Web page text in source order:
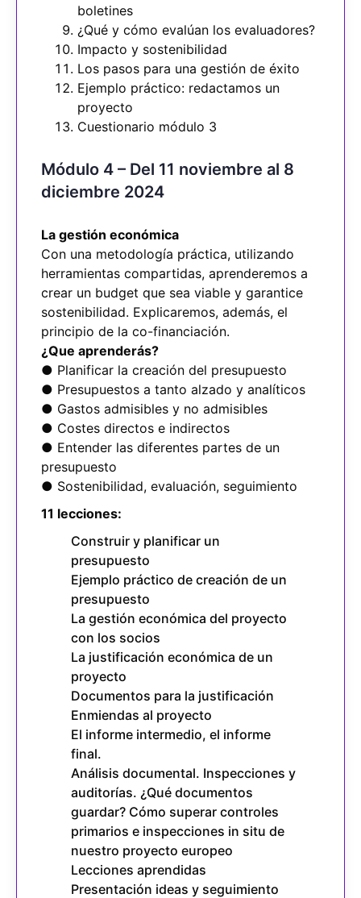
boletines
¿Qué y cómo evalúan los evaluadores?
Impacto y sostenibilidad
Los pasos para una gestión de éxito
Ejemplo práctico: redactamos un
proyecto
Cuestionario módulo 3
Módulo 4 – Del 11 noviembre al 8
diciembre 2024
La gestión económica
Con una metodología práctica, utilizando
herramientas compartidas, aprenderemos a
crear un budget que sea viable y garantice
sostenibilidad. Explicaremos, además, el
principio de la co-financiación.
¿Que aprenderás?
● Planificar la creación del presupuesto
● Presupuestos a tanto alzado y analíticos
● Gastos admisibles y no admisibles
● Costes directos e indirectos
● Entender las diferentes partes de un
presupuesto
● Sostenibilidad, evaluación, seguimiento
11 lecciones:
Construir y planificar un
presupuesto
Ejemplo práctico de creación de un
presupuesto
La gestión económica del proyecto
con los socios
La justificación económica de un
proyecto
Documentos para la justificación
Enmiendas al proyecto
El informe intermedio, el informe
final.
Análisis documental. Inspecciones y
auditorías. ¿Qué documentos
guardar? Cómo superar controles
primarios e inspecciones in situ de
nuestro proyecto europeo
Lecciones aprendidas
Presentación ideas y seguimiento